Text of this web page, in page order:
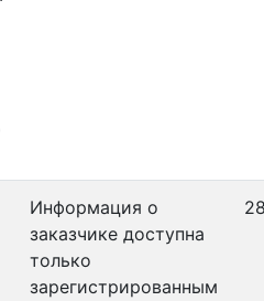
Информация о
заказчике доступна
только
зарегистрированным